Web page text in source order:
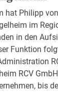
hat Philipp
im
in den
Funktion
RCV
bis